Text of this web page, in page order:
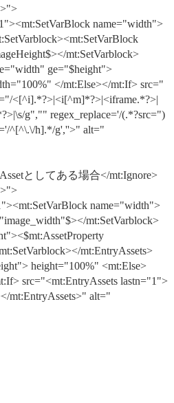
name="width">
mt:SetVarblock>
ge="$height">
</mt:Else></mt:If> src="
<[^i].*?>|<i[^m]*?>|<iframe.*?>|
g","" regex_replace='/(.*?src=")
^[^\.\/h].*/g',''>" alt="
としてある場合</mt:Ignore>
name="width">
mt:SetVarblock>
mt:EntryAssets>
height="100%" <mt:Else>
src="<mt:EntryAssets lastn="1">
mt:EntryAssets>" alt="